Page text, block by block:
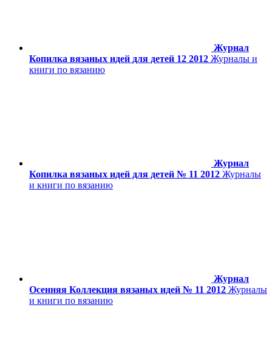
Журнал
Копилка вязаных идей для детей 12 2012 Журналы и
книги по вязанию
Журнал
Копилка вязаных идей для детей № 11 2012 Журналы
и книги по вязанию
Журнал
Осенняя Коллекция вязаных идей № 11 2012 Журналы
и книги по вязанию